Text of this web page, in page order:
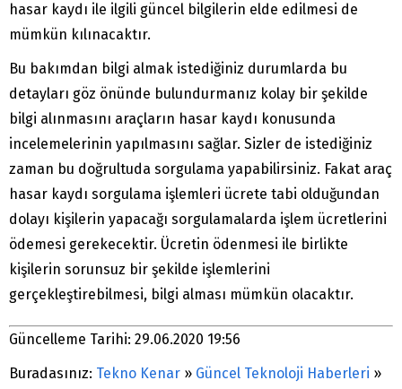
hasar kaydı ile ilgili güncel bilgilerin elde edilmesi de
mümkün kılınacaktır.
Bu bakımdan bilgi almak istediğiniz durumlarda bu
detayları göz önünde bulundurmanız kolay bir şekilde
bilgi alınmasını araçların hasar kaydı konusunda
incelemelerinin yapılmasını sağlar. Sizler de istediğiniz
zaman bu doğrultuda sorgulama yapabilirsiniz. Fakat araç
hasar kaydı sorgulama işlemleri ücrete tabi olduğundan
dolayı kişilerin yapacağı sorgulamalarda işlem ücretlerini
ödemesi gerekecektir. Ücretin ödenmesi ile birlikte
kişilerin sorunsuz bir şekilde işlemlerini
gerçekleştirebilmesi, bilgi alması mümkün olacaktır.
Güncelleme Tarihi: 29.06.2020 19:56
Buradasınız: Tekno Kenar » Güncel Teknoloji Haberleri »